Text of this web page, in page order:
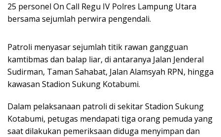
25 personel On Call Regu IV Polres Lampung Utara
bersama sejumlah perwira pengendali.
Patroli menyasar sejumlah titik rawan gangguan
kamtibmas dan balap liar, di antaranya Jalan Jenderal
Sudirman, Taman Sahabat, Jalan Alamsyah RPN, hingga
kawasan Stadion Sukung Kotabumi.
Dalam pelaksanaan patroli di sekitar Stadion Sukung
Kotabumi, petugas mendapati tiga orang pemuda yang
saat dilakukan pemeriksaan diduga menyimpan dan